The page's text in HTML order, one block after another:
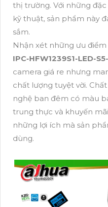
thị trường. Với những
kỹ thuật, sản phẩm này
sắm.
Nhận xét những ưu
IPC-HFW1239S1-LED-
camera giá re nhưng
chất lượng tuyệt vời.
nghệ ban đêm có màu
trung thực và khuyến
những lợi ích mà sản
dùng.